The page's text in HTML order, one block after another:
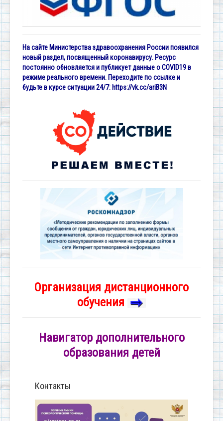
На сайте Министерства здравоохранения России появился
новый раздел, посвященный коронавирусу. Ресурс
постоянно обновляется и публикует данные о COVID19 в
режиме реального времени. Переходите по ссылке и
будьте в курсе ситуации 24/7: https://vk.cc/ariB3N
Организация дистанционного
обучения
Навигатор дополнительного
образования детей
Контакты